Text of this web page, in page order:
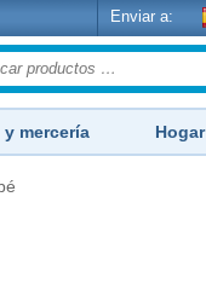
Enviar a:
y mercería Hogar